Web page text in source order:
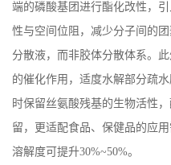
端的磷酸基团进行酯化改性，
性与空间位阻，减少分子间的
分散液，而非胶体分散体系。
的催化作用，适度水解部分疏
时保留丝氨酸残基的生物活性
留，更适配食品、保健品的应
溶解度可提升30%~50%。